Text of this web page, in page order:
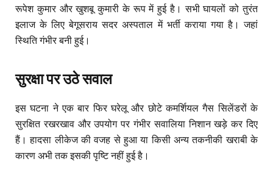
रूपेश कुमार और खुशबू कुमारी के रूप में हुई है। सभी घायलों को तुरंत
इलाज के लिए बेगूसराय सदर अस्पताल में भर्ती कराया गया है। जहां
स्थिति गंभीर बनी हुई।
सुरक्षा पर उठे सवाल
इस घटना ने एक बार फिर घरेलू और छोटे कमर्शियल गैस सिलेंडरों के
सुरक्षित रखरखाव और उपयोग पर गंभीर सवालिया निशान खड़े कर दिए
हैं। हादसा लीकेज की वजह से हुआ या किसी अन्य तकनीकी खराबी के
कारण अभी तक इसकी पृष्टि नहीं हुई है।